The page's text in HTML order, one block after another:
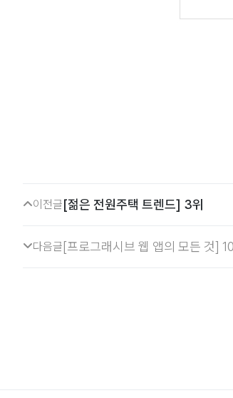
이전글[젊은 전원주택 트렌드] 3위
다음글 [프로그래시브 웹 앱의 모든 것]